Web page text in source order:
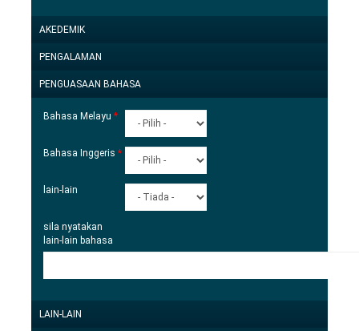
PAPAR
AKEDEMIK
PAPAR
PENGALAMAN
SELINDUNGKAN
PENGUASAAN BAHASA
Bahasa Melayu*
Bahasa Inggeris*
lain-lain
sila nyatakan
lain-lain bahasa
PAPAR
LAIN-LAIN